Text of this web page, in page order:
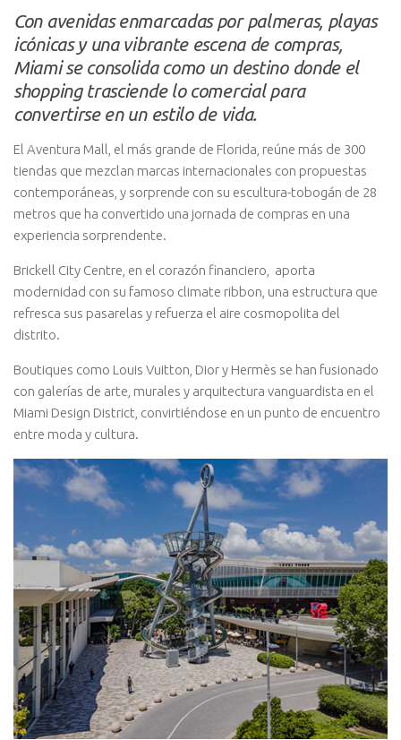
Con avenidas enmarcadas por palmeras, playas
icónicas y una vibrante escena de compras,
Miami se consolida como un destino donde el
shopping trasciende lo comercial para
convertirse en un estilo de vida.
El Aventura Mall, el más grande de Florida, reúne más de 300
tiendas que mezclan marcas internacionales con propuestas
contemporáneas, y sorprende con su escultura-tobogán de 28
metros que ha convertido una jornada de compras en una
experiencia sorprendente.
Brickell City Centre, en el corazón financiero, aporta
modernidad con su famoso climate ribbon, una estructura que
refresca sus pasarelas y refuerza el aire cosmopolita del
distrito.
Boutiques como Louis Vuitton, Dior y Hermès se han fusionado
con galerías de arte, murales y arquitectura vanguardista en el
Miami Design District, convirtiéndose en un punto de encuentro
entre moda y cultura.